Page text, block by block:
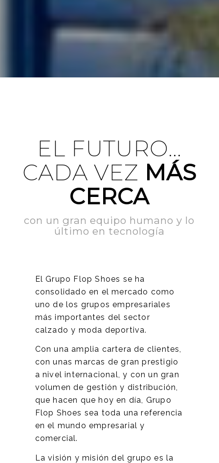
EL FUTURO…
CADA VEZ MÁS
CERCA
con un gran equipo humano y lo
último en tecnología
El Grupo Flop Shoes se ha
consolidado en el mercado como
uno de los grupos empresariales
más importantes del sector
calzado y moda deportiva.
Con una amplia cartera de clientes,
con unas marcas de gran prestigio
a nivel internacional, y con un gran
volumen de gestión y distribución,
que hacen que hoy en día, Grupo
Flop Shoes sea toda una referencia
en el mundo empresarial y
comercial.
La visión y misión del grupo es la